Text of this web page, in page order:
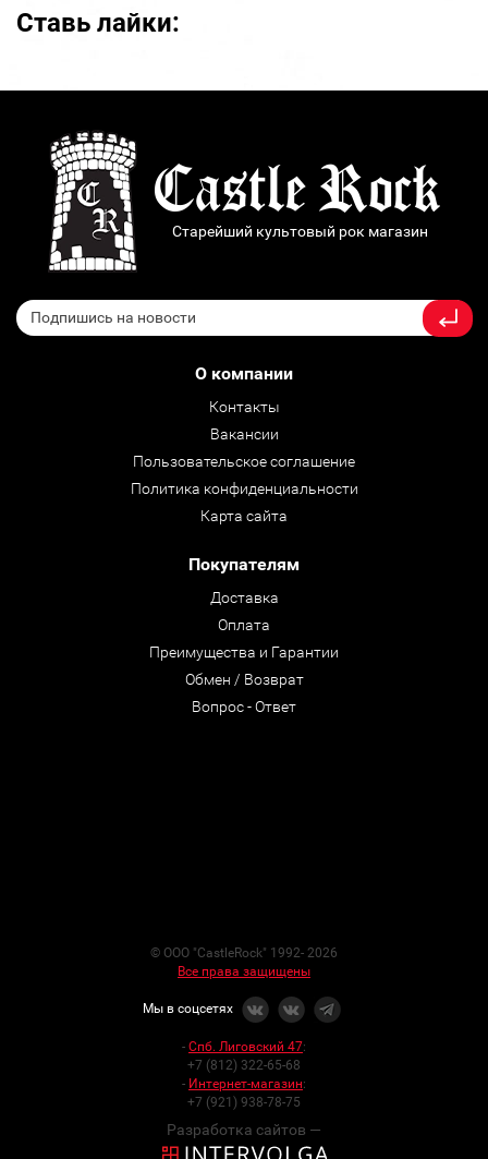
Ставь лайки:
Старейший культовый рок магазин
О компании
Контакты
Вакансии
Пользовательское соглашение
Политика конфиденциальности
Карта сайта
Покупателям
Доставка
Оплата
Преимущества и Гарантии
Обмен / Возврат
Вопрос - Ответ
© ООО "CastleRock" 1992- 2026
Все права защищены
Мы в соцсетях
- Спб. Лиговский 47:
+7 (812) 322-65-68
- Интернет-магазин:
+7 (921) 938-78-75
Разработка сайтов —